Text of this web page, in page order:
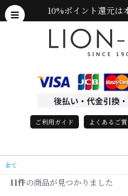
10%ポイント還元は
ご利用ガイド よくあるご
全て
11件の商品が見つかりました